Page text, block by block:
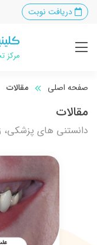
دریافت نوبت
صفحه اصلی مقالات
مقالات
دانستنی های پزشکی،